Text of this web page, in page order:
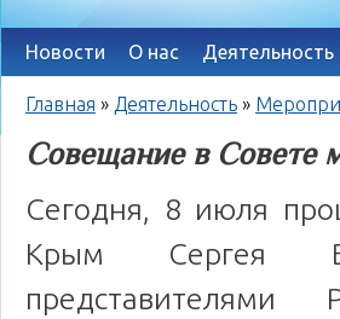
Новости О нас Деятельность
Главная » Деятельность »
Совещание в Совете
Сегодня, 8 июля
Крым Сергея
представителями